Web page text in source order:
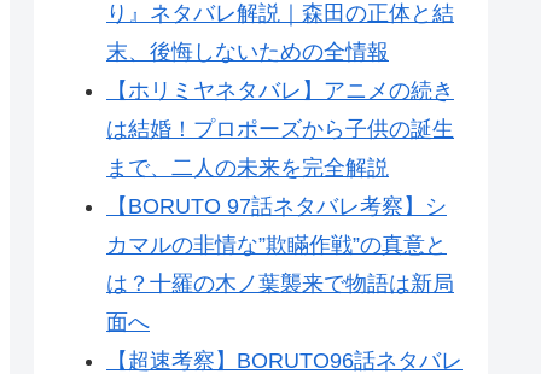
り』ネタバレ解説｜森田の正体と結
末、後悔しないための全情報
【ホリミヤネタバレ】アニメの続き
は結婚！プロポーズから子供の誕生
まで、二人の未来を完全解説
【BORUTO 97話ネタバレ考察】シ
カマルの非情な”欺瞞作戦”の真意と
は？十羅の木ノ葉襲来で物語は新局
面へ
【超速考察】BORUTO96話ネタバレ